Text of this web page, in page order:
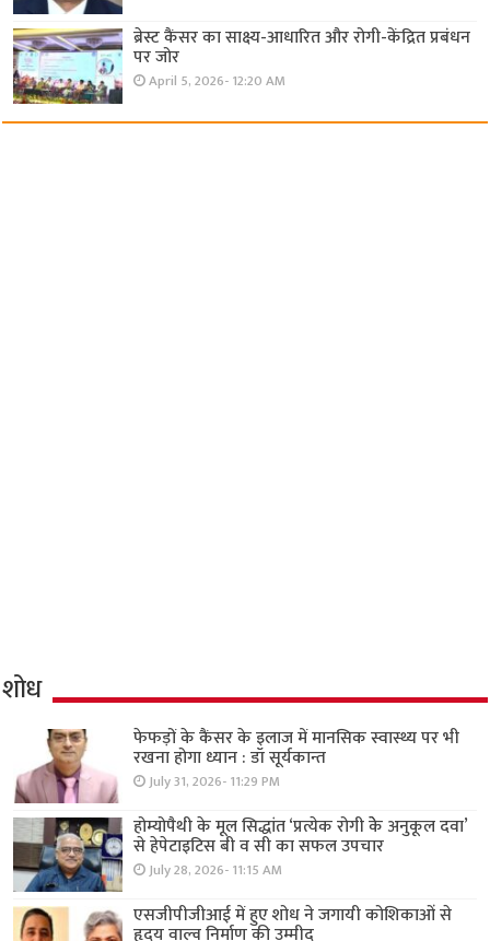
ब्रेस्ट कैंसर का साक्ष्य-आधारित और रोगी-केंद्रित प्रबंधन
पर जोर
April 5, 2026- 12:20 AM
शोध
फेफड़ों के कैंसर के इलाज में मानसिक स्वास्थ्य पर भी
रखना होगा ध्यान : डॉ सूर्यकान्त
July 31, 2026- 11:29 PM
होम्योपैथी के मूल सिद्धांत ‘प्रत्येक रोगी केे अनुकूल दवा’
से हेपेटाइटिस बी व सी का सफल उपचार
July 28, 2026- 11:15 AM
एसजीपीजीआई में हुए शोध ने जगायी कोशिकाओं से
हृदय वाल्व निर्माण की उम्मीद